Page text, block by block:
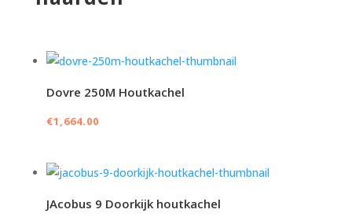
Dovre 250M Houtkachel
€1,664.00
JAcobus 9 Doorkijk houtkachel